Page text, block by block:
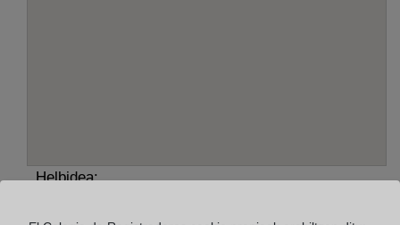
Helbidea: